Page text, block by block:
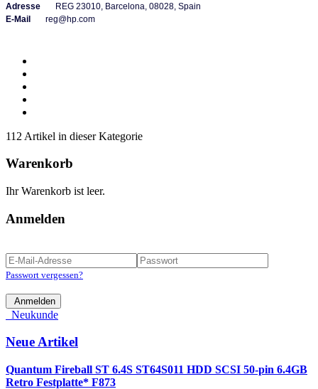
Adresse REG 23010, Barcelona, 08028, Spain
E-Mail
reg@hp.com
112 Artikel in dieser Kategorie
Warenkorb
Ihr Warenkorb ist leer.
Anmelden
Passwort vergessen?
Anmelden
Neukunde
Neue Artikel
Quantum Fireball ST 6.4S ST64S011 HDD SCSI 50-pin 6.4GB
Retro Festplatte* F873